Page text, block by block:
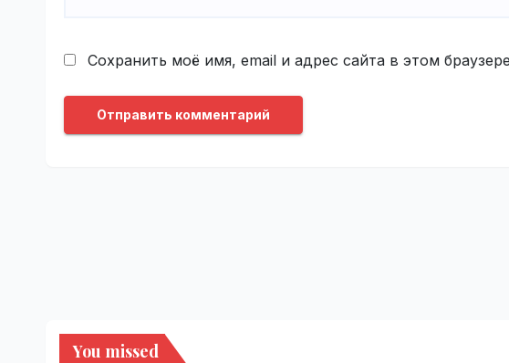
Сохранить моё имя, email и адрес сайта в этом
You missed